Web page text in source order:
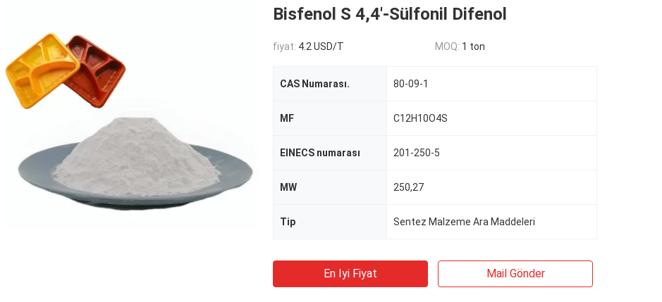
Bisfenol S 4,4'-Sülfonil Difenol
fiyat: 4.2 USD/T MOQ: 1 ton
CAS Numarası. 80-09-1
MF C12H10O4S
EINECS numarası 201-250-5
MW 250,27
Tip Sentez Malzeme Ara Maddeleri
En Iyi Fiyat Mail Gönder